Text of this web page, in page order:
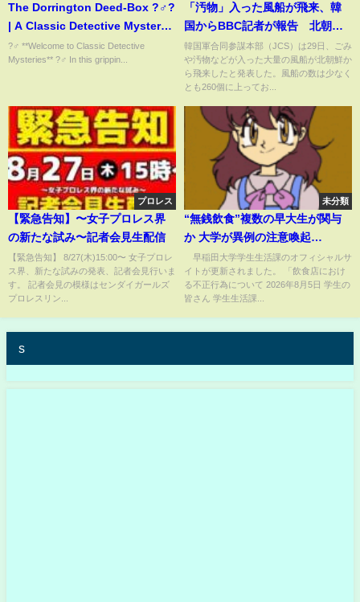
The Dorrington Deed-Box ?️‍♂️?
| A Classic Detective Mystery
by Arthur Morrison
?️‍♂️ **Welcome to Classic Detective
Mysteries** ?️‍♂️ In this grippin...
「汚物」入った風船が飛来、韓
国からBBC記者が報告 北朝鮮
との「銃撃戦への発展」懸念す
る専門家も
韓国軍合同参謀本部（JCS）は29日、ごみ
や汚物などが入った大量の風船が北朝鮮か
ら飛来したと発表した。風船の数は少なく
とも260個に上ってお...
プロレス
【緊急告知】〜女子プロレス界
の新たな試み〜記者会見生配信
【緊急告知】 8/27(木)15:00〜 女子プロレ
ス界、新たな試みの発表、記者会見行いま
す。 記者会見の模様はセンダイガールズ
プロレスリン...
未分類
“無銭飲食”複数の早大生が関与
か 大学が異例の注意喚起
(ABEMA TIMES)
早稲田大学学生生活課のオフィシャルサ
イトが更新されました。 「飲食店におけ
る不正行為について 2026年8月5日 学生の
皆さん 学生生活課...
s